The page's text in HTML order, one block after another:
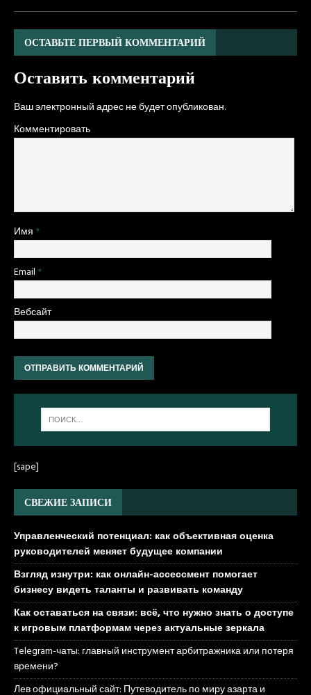
ОСТАВЬТЕ ПЕРВЫЙ КОММЕНТАРИЙ
Оставить комментарий
Ваш электронный адрес не будет опубликован.
Комментировать
Имя *
Email *
Вебсайт
[sape]
СВЕЖИЕ ЗАПИСИ
Управленческий потенциал: как объективная оценка
руководителей меняет будущее компании
Взгляд изнутри: как онлайн-ассессмент помогает
бизнесу видеть таланты и развивать команду
Как оставаться на связи: всё, что нужно знать о доступе
к игровым платформам через актуальные зеркала
Telegram-чаты: главный инструмент арбитражника или потеря
времени?
Лев официальный сайт: Путеводитель по миру азарта и